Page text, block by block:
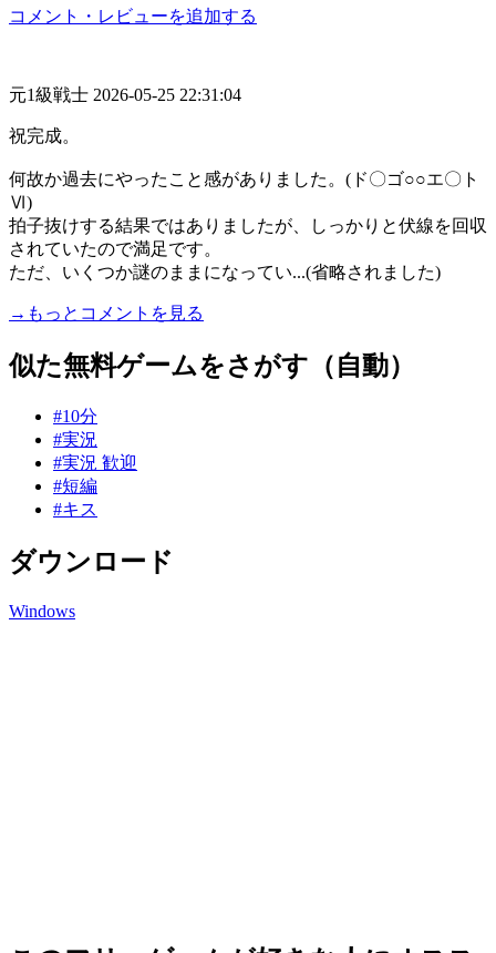
コメント・レビューを追加する
元1級戦士 2026-05-25 22:31:04
祝完成。
何故か過去にやったこと感がありました。(ド〇ゴ○○エ〇ト
Ⅵ)
拍子抜けする結果ではありましたが、しっかりと伏線を回収
されていたので満足です。
ただ、いくつか謎のままになってい...(省略されました)
→もっとコメントを見る
似た無料ゲームをさがす（自動）
#10分
#実況
#実況 歓迎
#短編
#キス
ダウンロード
Windows